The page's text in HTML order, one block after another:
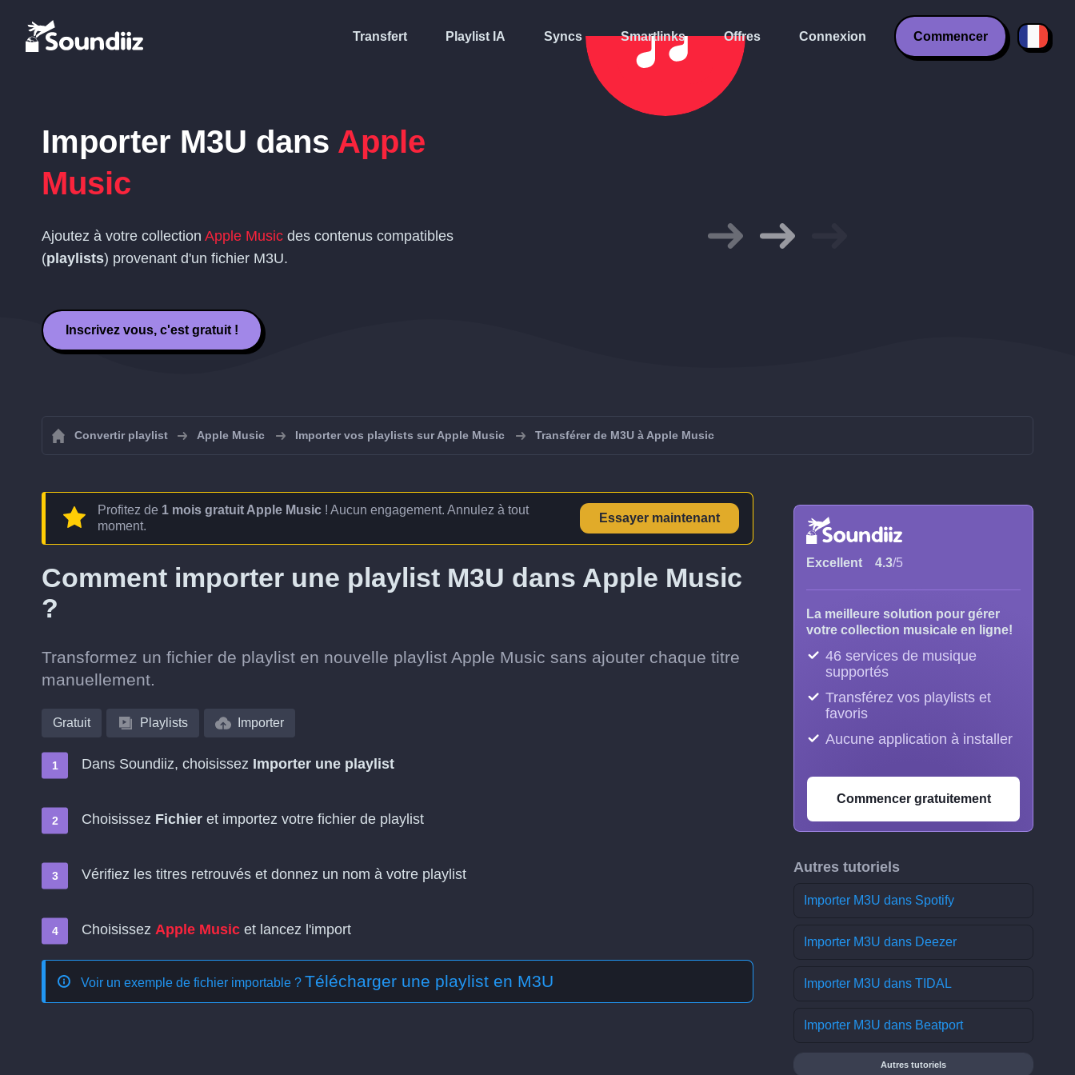
Transfert Playlist IA Syncs Smartlinks Offres Connexion Commencer
Importer M3U dans Apple
Music
Ajoutez à votre collection Apple Music des contenus compatibles
(playlists) provenant d'un fichier M3U.
Inscrivez vous, c'est gratuit !
Convertir playlist Apple Music Importer vos playlists sur Apple Music Transférer de M3U à Apple Music
Profitez de 1 mois gratuit Apple Music ! Aucun engagement. Annulez à tout
moment.
Essayer maintenant
Comment importer une playlist M3U dans Apple Music
?
Transformez un fichier de playlist en nouvelle playlist Apple Music sans ajouter chaque titre
manuellement.
Gratuit Playlists Importer
Dans Soundiiz, choisissez Importer une playlist
Choisissez Fichier et importez votre fichier de playlist
Vérifiez les titres retrouvés et donnez un nom à votre playlist
Choisissez Apple Music et lancez l'import
Voir un exemple de fichier importable ? Télécharger une playlist en M3U
Excellent 4.3/5
La meilleure solution pour gérer
votre collection musicale en ligne!
46 services de musique
supportés
Transférez vos playlists et
favoris
Aucune application à installer
Commencer gratuitement
Autres tutoriels
Importer M3U dans Spotify
Importer M3U dans Deezer
Importer M3U dans TIDAL
Importer M3U dans Beatport
Autres tutoriels